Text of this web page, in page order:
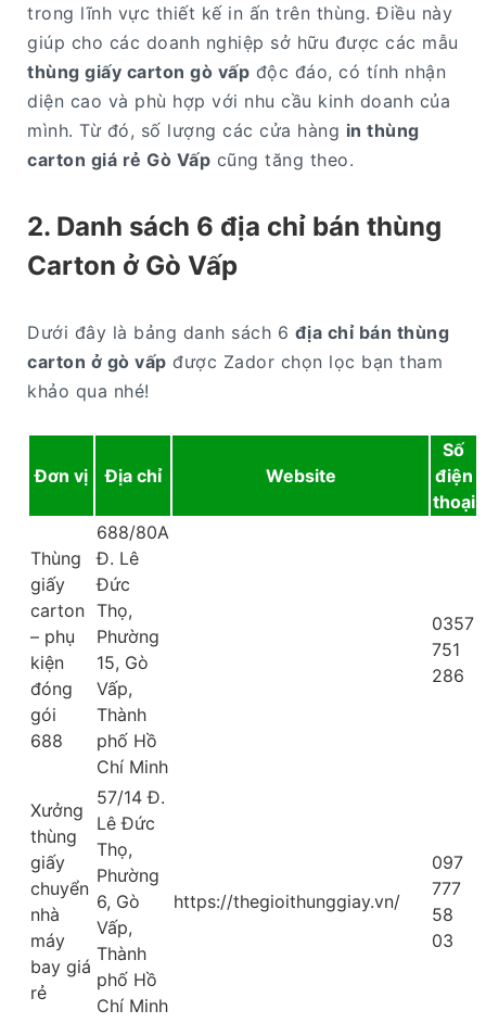
trong lĩnh vực thiết kế in ấn trên thùng. Điều này
giúp cho các doanh nghiệp sở hữu được các mẫu
thùng giấy carton gò vấp độc đáo, có tính nhận
diện cao và phù hợp với nhu cầu kinh doanh của
mình. Từ đó, số lượng các cửa hàng in thùng
carton giá rẻ Gò Vấp cũng tăng theo.
2. Danh sách 6 địa chỉ bán thùng
Carton ở Gò Vấp
Dưới đây là bảng danh sách 6 địa chỉ bán thùng
carton ở gò vấp được Zador chọn lọc bạn tham
khảo qua nhé!
Đơn vị Địa chỉ Website
Số
điện
thoại
Thùng
giấy
carton
– phụ
kiện
đóng
gói
688
688/80A
Đ. Lê
Đức
Thọ,
Phường
15, Gò
Vấp,
Thành
phố Hồ
Chí Minh
0357
751
286
Xưởng
thùng
giấy
chuyển
nhà
máy
bay giá
rẻ
57/14 Đ.
Lê Đức
Thọ,
Phường
6, Gò
Vấp,
Thành
phố Hồ
Chí Minh
https://thegioithunggiay.vn/
097
777
58
03